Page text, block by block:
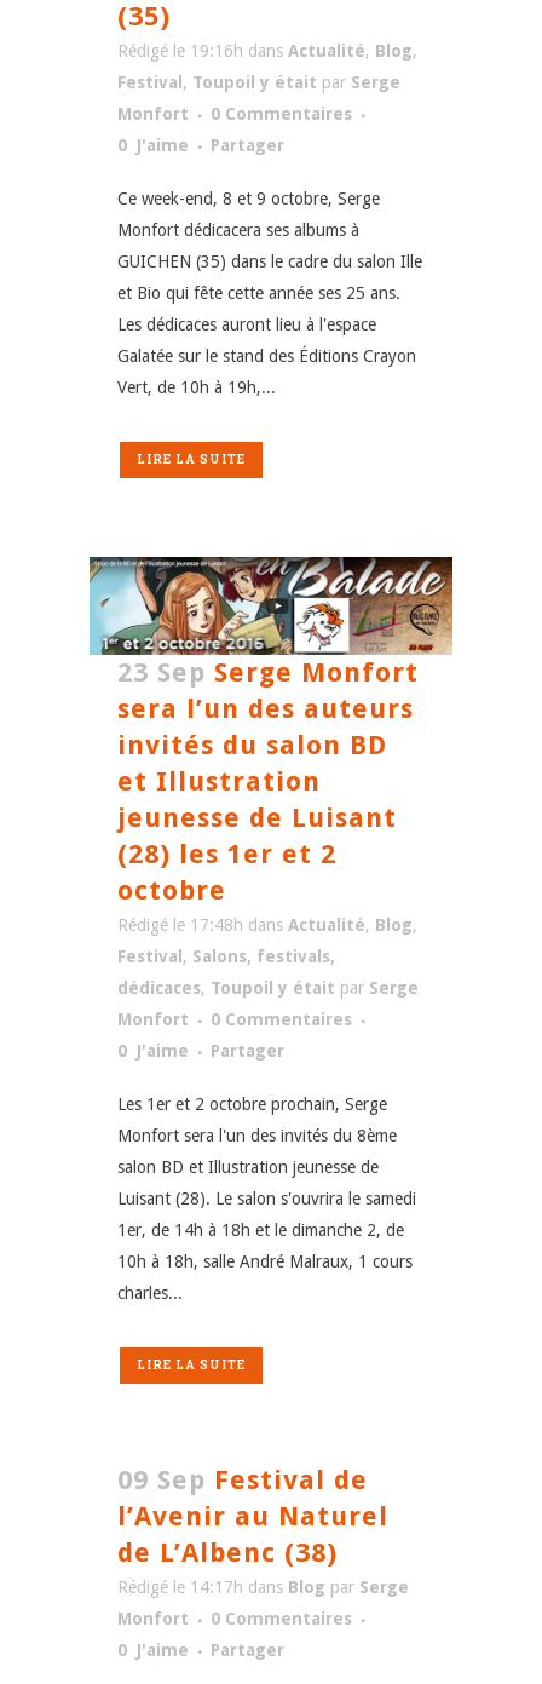
(35)
Rédigé le 19:16h dans Actualité, Blog,
Festival , Toupoil y était par Serge
Monfort
0 Commentaires
0 J'aime Partager
Ce week-end, 8 et 9 octobre, Serge
Monfort dédicacera ses albums à
GUICHEN (35) dans le cadre du salon Ille
et Bio qui fête cette année ses 25 ans.
Les dédicaces auront lieu à l'espace
Galatée sur le stand des Éditions Crayon
Vert, de 10h à 19h,...
LIRE LA SUITE
23 Sep Serge Monfort
sera l’un des auteurs
invités du salon BD
et Illustration
jeunesse de Luisant
(28) les 1er et 2
octobre
Rédigé le 17:48h dans Actualité, Blog,
Festival , Salons, festivals,
dédicaces, Toupoil y était par Serge
Monfort
0 Commentaires
0 J'aime Partager
Les 1er et 2 octobre prochain, Serge
Monfort sera l'un des invités du 8ème
salon BD et Illustration jeunesse de
Luisant (28). Le salon s'ouvrira le samedi
1er, de 14h à 18h et le dimanche 2, de
10h à 18h, salle André Malraux, 1 cours
charles...
LIRE LA SUITE
09 Sep Festival de
l’Avenir au Naturel
de L’Albenc (38)
Rédigé le 14:17h dans Blog par Serge
Monfort
0 Commentaires
0 J'aime Partager